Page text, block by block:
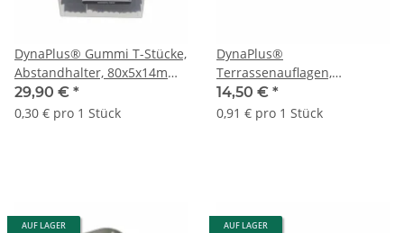
DynaPlus® Gummi T-Stücke,
Abstandhalter, 80x5x14mm,
100 Stück
29,90 € *
0,30 € pro 1 Stück
DynaPlus®
Terrassenauflagen,
100x10x100mm, 16 Stück
Pads 100x200 = 8 Pads
14,50 € *
0,91 € pro 1 Stück
AUF LAGER AUF LAGER